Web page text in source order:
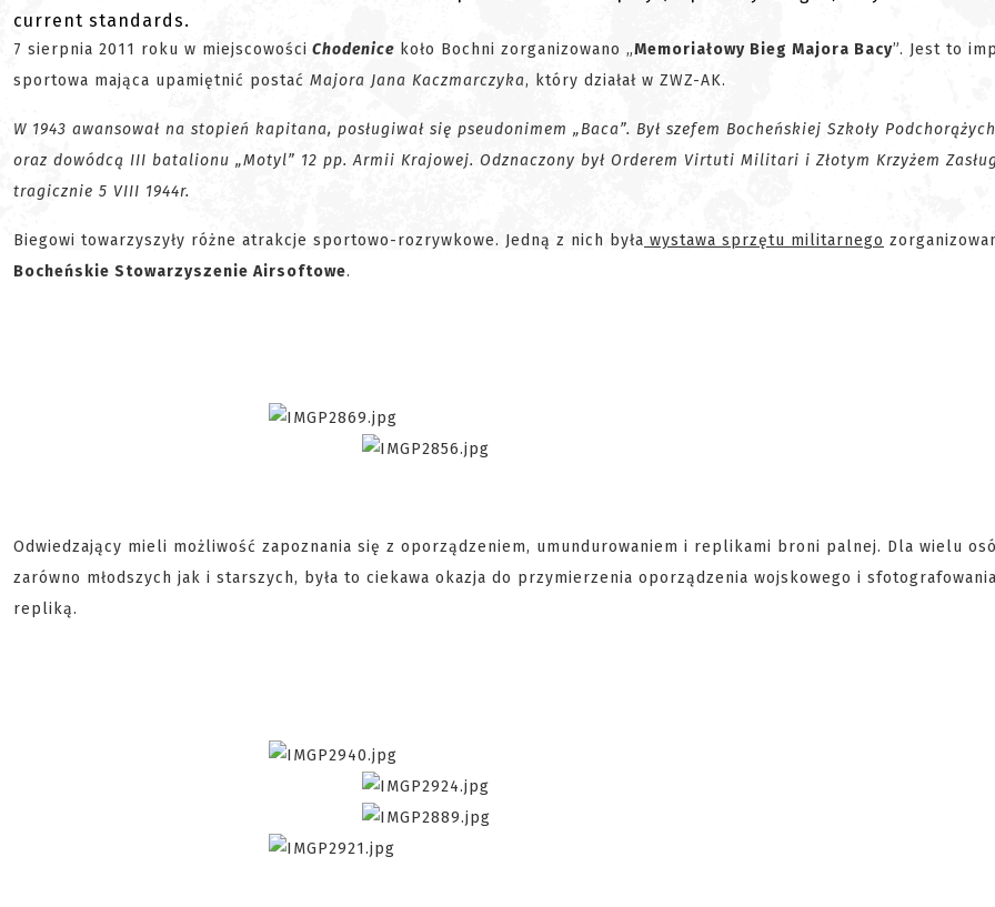
current standards.
7 sierpnia 2011 roku w miejscowości Chodenice koło Bochni zorganizowano „Memoriałowy Bieg Majora Bacy”. Jest to
sportowa mająca upamiętnić postać Majora Jana Kaczmarczyka, który działał w ZWZ-AK.
W 1943 awansował na stopień kapitana, posługiwał się pseudonimem „Baca”. Był szefem Bocheńskiej Szkoły
oraz dowódcą III batalionu „Motyl” 12 pp. Armii Krajowej. Odznaczony był Orderem Virtuti Militari i Złotym Krzyżem
tragicznie 5 VIII 1944r.
Biegowi towarzyszyły różne atrakcje sportowo-rozrywkowe. Jedną z nich była wystawa sprzętu militarnego
Bocheńskie Stowarzyszenie Airsoftowe.
Odwiedzający mieli możliwość zapoznania się z oporządzeniem, umundurowaniem i replikami broni palnej. Dla wielu
zarówno młodszych jak i starszych, była to ciekawa okazja do przymierzenia oporządzenia wojskowego i
repliką.